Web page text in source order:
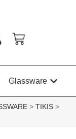
Glassware
> TIKIS >